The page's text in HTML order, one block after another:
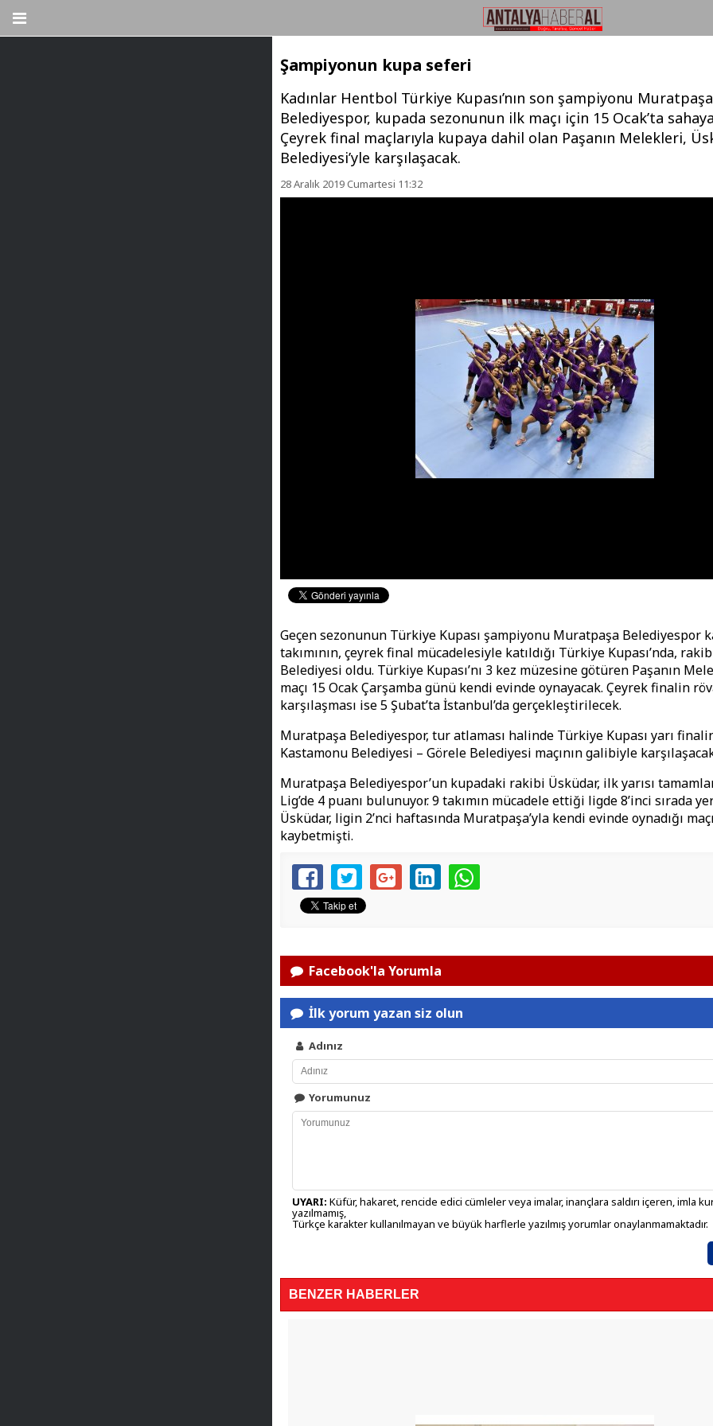
Şampiyonun kupa seferi
Kadınlar Hentbol Türkiye Kupası’nın son şampiyonu Muratpaşa
Belediyespor, kupada sezonunun ilk maçı için 15 Ocak’ta sahaya
Çeyrek final maçlarıyla kupaya dahil olan Paşanın Melekleri,
Belediyesi’yle karşılaşacak.
28 Aralık 2019 Cumartesi 11:32
Geçen sezonunun Türkiye Kupası şampiyonu Muratpaşa Belediyespor
takımının, çeyrek final mücadelesiyle katıldığı Türkiye Kupası’nda,
Belediyesi oldu. Türkiye Kupası’nı 3 kez müzesine götüren Paşanın
maçı 15 Ocak Çarşamba günü kendi evinde oynayacak. Çeyrek finalin
karşılaşması ise 5 Şubat’ta İstanbul’da gerçekleştirilecek.
Muratpaşa Belediyespor, tur atlaması halinde Türkiye Kupası yarı
Kastamonu Belediyesi – Görele Belediyesi maçının galibiyle
Muratpaşa Belediyespor’un kupadaki rakibi Üsküdar, ilk yarısı
Lig’de 4 puanı bulunuyor. 9 takımın mücadele ettiği ligde 8’inci sırada
Üsküdar, ligin 2’nci haftasında Muratpaşa’yla kendi evinde oynadığı
kaybetmişti.
Facebook'la Yorumla
İlk yorum yazan siz olun
Adınız
Yorumunuz
UYARI: Küfür, hakaret, rencide edici cümleler veya imalar, inançlara saldırı içeren, imla
yazılmamış,
Türkçe karakter kullanılmayan ve büyük harflerle yazılmış yorumlar onaylanmamaktadır.
BENZER HABERLER